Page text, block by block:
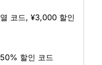
코드, ¥3,000 할인
할인 코드